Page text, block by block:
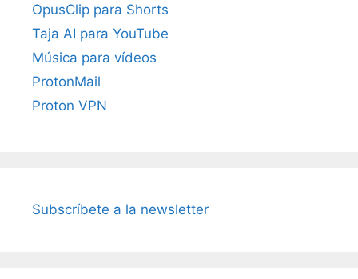
OpusClip para Shorts
Taja AI para YouTube
Música para vídeos
ProtonMail
Proton VPN
Subscríbete a la newsletter